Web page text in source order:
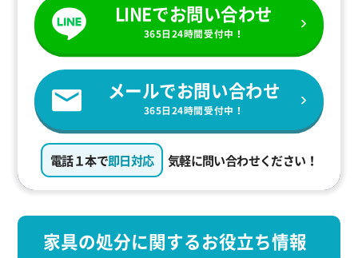
LINEでお問い合わせ
365日24時間受付中！
メールでお問い合わせ
365日24時間受付中！
電話１本で即日対応 気軽に問い合わせください！
家具の処分に関するお役立ち情報